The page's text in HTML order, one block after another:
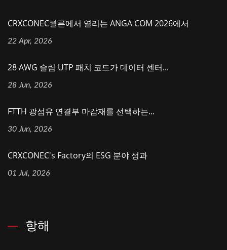
CRXCONEC쾰른에서 열리는 ANGA COM 2026에서
22 Apr, 2026
28 AWG 슬림 UTP 패치 코드가 데이터 센터...
28 Jun, 2026
FTTH 광섬유 연결부 마감재를 선택하는...
30 Jun, 2026
CRXCONEC's Factory의 ESG 분야 성과
01 Jul, 2026
항해